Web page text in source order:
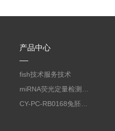
产品中心
fish技术服务技术